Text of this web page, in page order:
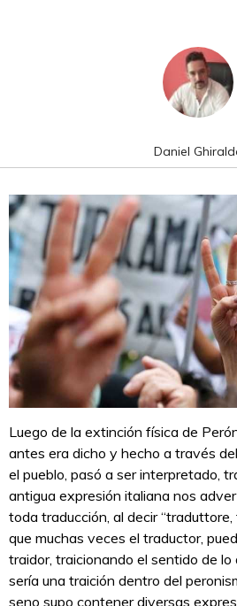
Daniel
Luego de la extinción física de
antes era dicho y hecho a través
el pueblo, pasó a ser interpretado,
antigua expresión italiana nos
toda traducción, al decir
que muchas veces el traductor,
traidor, traicionando el sentido de lo
sería una traición dentro del
seno supo contener diversas